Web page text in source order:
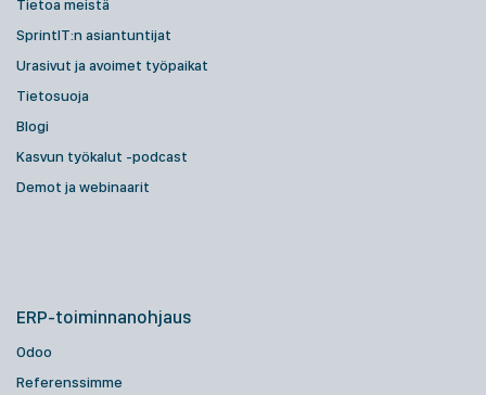
Tietoa meistä
SprintIT:n asiantuntijat
Urasivut ja avoimet työpaikat
Tietosuoja
Blogi
Kasvun työkalut -podcast
Demot ja webinaarit
ERP-toiminnanohjaus
Odoo
Referenssimme